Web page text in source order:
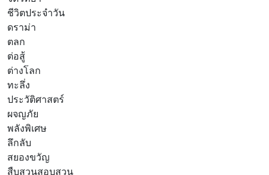
ชีวิตประจำวัน
ดราม่า
ตลก
ต่อสู้
ต่างโลก
ทะลึ่ง
ประวัติศาสตร์
ผจญภัย
พลังพิเศษ
ลึกลับ
สยองขวัญ
สืบสวนสอบสวน